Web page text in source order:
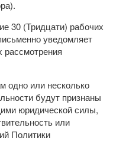
30 (Тридцати) рабочих
уведомляет
рассмотрения
одно или несколько
будут признаны
юридической силы,
или
Политики